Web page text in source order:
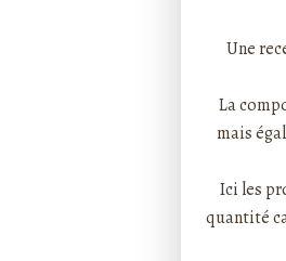
Une
La
mais
Ici les
quantité